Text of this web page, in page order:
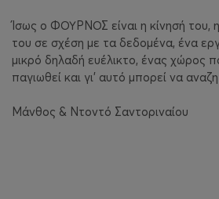
Ίσως ο ΦΟΥΡΝΟΣ είναι η κίνησή του,
του σε σχέση με τα δεδομένα, ένα
μικρό δηλαδή ευέλικτο, ένας χώρος
παγιωθεί και γι’ αυτό μπορεί να
Μάνθος & Ντοντό Σαντοριναίου